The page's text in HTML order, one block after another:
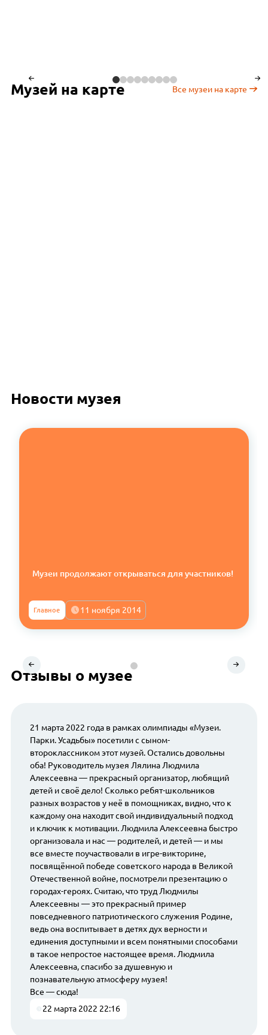
Музей на карте Все музеи на карте
Новости музея
Музеи продолжают открываться для участников!
Главное 11 ноября 2014
Отзывы о музее
21 марта 2022 года в рамках олимпиады «Музеи.
Парки. Усадьбы» посетили с сыном-
второклассником этот музей. Остались довольны
оба! Руководитель музея Лялина Людмила
Алексеевна — прекрасный организатор, любящий
детей и своё дело! Сколько ребят-школьников
разных возрастов у неё в помощниках, видно, что к
каждому она находит свой индивидуальный подход
и ключик к мотивации. Людмила Алексеевна быстро
организовала и нас — родителей, и детей — и мы
все вместе поучаствовали в игре-викторине,
посвящённой победе советского народа в Великой
Отечественной войне, посмотрели презентацию о
городах-героях. Считаю, что труд Людмилы
Алексеевны — это прекрасный пример
повседневного патриотического служения Родине,
ведь она воспитывает в детях дух верности и
единения доступными и всем понятными способами
в такое непростое настоящее время. Людмила
Алексеевна, спасибо за душевную и
познавательную атмосферу музея!
Все — сюда!
22 марта 2022 22:16